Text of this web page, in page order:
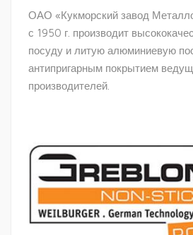
ОАО «Кукморский завод
с 1950 г. производит
посуду и литую алюминиевую
антипригарным покрытием
производителей.